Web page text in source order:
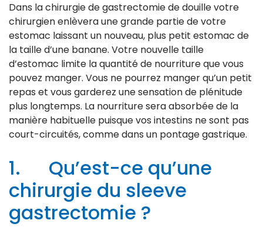
Dans la chirurgie de gastrectomie de douille votre
chirurgien enlèvera une grande partie de votre
estomac laissant un nouveau, plus petit estomac de
la taille d’une banane. Votre nouvelle taille
d’estomac limite la quantité de nourriture que vous
pouvez manger. Vous ne pourrez manger qu’un petit
repas et vous garderez une sensation de plénitude
plus longtemps. La nourriture sera absorbée de la
manière habituelle puisque vos intestins ne sont pas
court-circuités, comme dans un pontage gastrique.
1. Qu’est-ce qu’une
chirurgie du sleeve
gastrectomie ?